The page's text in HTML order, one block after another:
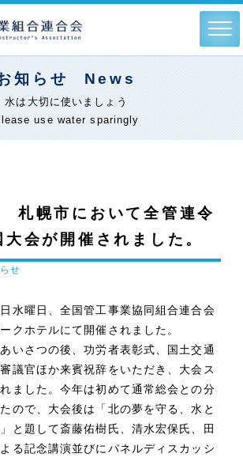
知らせ News
水は大切に使いましょう
use water sparingly
幌市において全管連令
会が開催されました。
せ
水曜日、全国管工事業協同組合連合会
クホテルにて開催されました。
いさつの後、功労者表彰式、国土交通
議官ほか来賓祝辞をいただき、大会ス
ました。今年は初めて通常総会との分
ので、大会後は「北の夢を守る、水と
と題して斎藤佑樹氏、清水宏保氏、田
る記念講演並びにパネルディスカッシ